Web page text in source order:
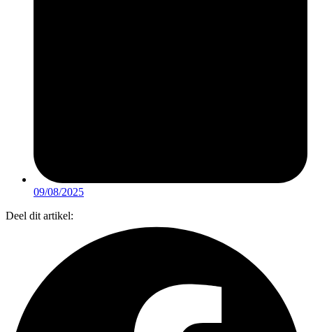
09/08/2025
Deel dit artikel: